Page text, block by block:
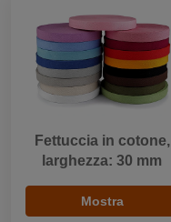
Fettuccia in cotone,
larghezza: 30 mm
Mostra